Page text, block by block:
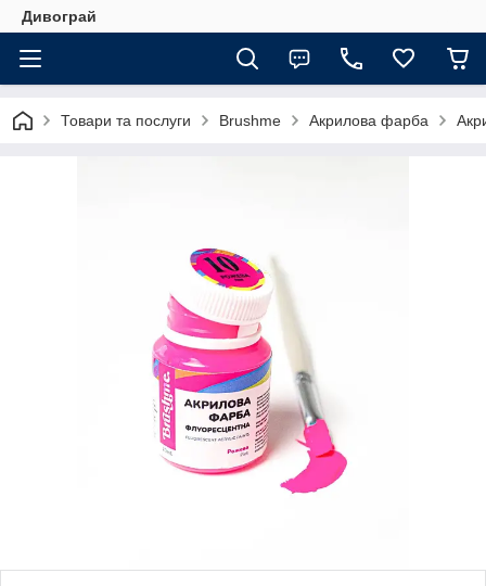
Дивограй
Товари та послуги Brushme Акрилова фарба